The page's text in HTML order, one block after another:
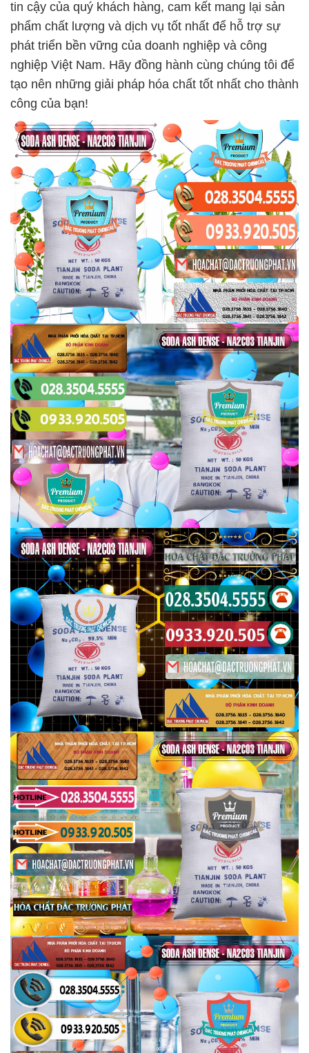
tin cậy của quý khách hàng, cam kết mang lại sản
phẩm chất lượng và dịch vụ tốt nhất để hỗ trợ sự
phát triển bền vững của doanh nghiệp và công
nghiệp Việt Nam. Hãy đồng hành cùng chúng tôi để
tạo nên những giải pháp hóa chất tốt nhất cho thành
công của bạn!